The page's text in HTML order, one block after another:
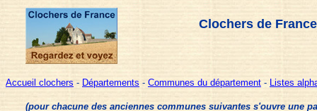
Clochers de
Accueil clochers - Départements - Communes du département - Listes
(pour chacune des anciennes communes suivantes s'ouvre une